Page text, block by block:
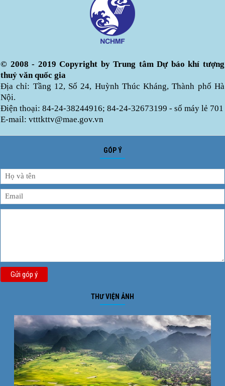
© 2008 - 2019 Copyright by Trung tâm Dự báo khí tượng
thuỷ văn quốc gia
Địa chỉ: Tầng 12, Số 24, Huỳnh Thúc Kháng, Thành phố Hà
Nội.
Điện thoại: 84-24-38244916; 84-24-32673199 - số máy lẻ 701
E-mail: vtttkttv@mae.gov.vn
GÓP Ý
Gửi góp ý
THƯ VIỆN ẢNH